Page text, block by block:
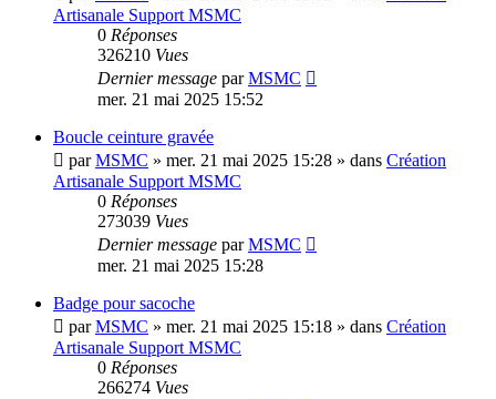
Artisanale Support MSMC
0 Réponses
326210 Vues
Dernier message parMSMC
mer. 21 mai 2025 15:52
Boucle ceinture gravée
parMSMC » mer. 21 mai 2025 15:28 » dans Création
Artisanale Support MSMC
0 Réponses
273039 Vues
Dernier message parMSMC
mer. 21 mai 2025 15:28
Badge pour sacoche
parMSMC » mer. 21 mai 2025 15:18 » dans Création
Artisanale Support MSMC
0 Réponses
266274 Vues